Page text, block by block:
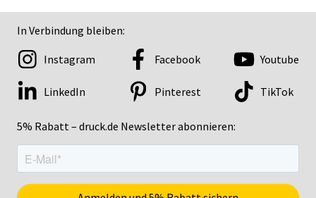
In Verbindung bleiben:
5% Rabatt – druck.de Newsletter abonnieren:
Instagram Facebook Youtube
LinkedIn Pinterest TikTok